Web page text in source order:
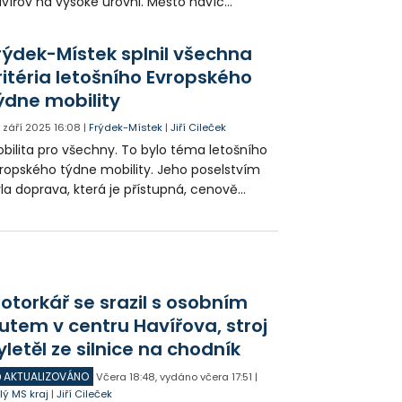
Republiky.
Místek splnil všechna
letošního Evropského
mobility
září 2025 16:08 |Frýdek-Místek |Jiří Cileček
pro všechny. To bylo téma letošního
týdne mobility. Jeho poselstvím
doprava, která je přístupná, cenově
všechna tato kritéria splňuje a stále
se srazil s osobním
v centru Havířova, stroj
ze silnice na chodník
AKTUALIZOVÁNO Včera 18:48,vydáno včera 17:51 |
MS kraj |Jiří Cileček